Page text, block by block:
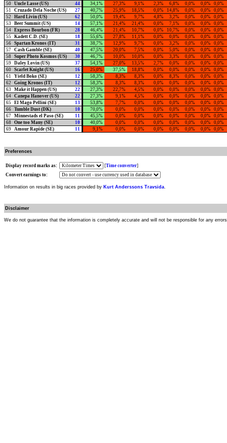
50 Uncle Lasse (US) 44 34,1% 27,3% 9,1% 2,3% 6,8% 0,0% 0,0% 0,0%
51
Cruzado Dela Noche (US) 27 40,7% 25,9% 18,5% 0,0% 14,8% 0,0% 0,0% 0,0%
52
Hard Livin (US) 62 50,0% 19,4% 9,7% 4,8% 3,2% 0,0% 0,0% 0,0%
53
Beer Summit (US) 14 57,1% 21,4% 21,4% 0,0% 7,1% 0,0% 0,0% 0,0%
54 Express Bourbon (FR) 28 46,4% 21,4% 10,7% 0,0% 10,7% 0,0% 0,0% 0,0%
55
Kadett C.D. (SE) 18 55,6% 27,8% 11,1% 0,0% 0,0% 0,0% 0,0% 0,0%
56 Spartan Kronos (IT) 31 38,7% 12,9% 9,7% 0,0% 3,2% 0,0% 0,0% 0,0%
57 Cash Gamble (SE) 40 47,5% 20,0% 7,5% 0,0% 5,0% 0,0% 0,0% 0,0%
58
Super Photo Kosmos (US) 30 46,7% 10,0% 10,0% 0,0% 3,3% 0,0% 0,0% 0,0%
59 Daley Lovin (US) 37 54,1% 27,0% 13,5% 2,7% 0,0% 0,0% 0,0% 0,0%
60 Scarlet Knight (US) 16 25,0% 37,5% 18,8% 0,0% 0,0% 0,0% 0,0% 0,0%
61
Yield Boko (SE) 12 58,3% 8,3% 8,3% 0,0% 8,3% 0,0% 0,0% 0,0%
62
Going Kronos (IT) 12 58,3% 8,3% 8,3% 0,0% 0,0% 0,0% 0,0% 0,0%
63
Make it Happen (US) 22 27,3% 22,7% 4,5% 0,0% 0,0% 0,0% 0,0% 0,0%
64 Canepa Hanover (US) 22 27,3% 9,1% 4,5% 0,0% 0,0% 0,0% 0,0% 0,0%
65
El Mago Pellini (SE) 13 53,8% 7,7% 0,0% 0,0% 0,0% 0,0% 0,0% 0,0%
66 Tumble Dust (DK) 10 70,0% 0,0% 0,0% 0,0% 0,0% 0,0% 0,0% 0,0%
67 Minnestads el Paso (SE) 11 45,5% 0,0% 0,0% 0,0% 0,0% 0,0% 0,0% 0,0%
68
One too Many (SE) 10 40,0% 0,0% 0,0% 0,0% 0,0% 0,0% 0,0% 0,0%
69 Amour Rapide (SE) 11 9,1% 0,0% 0,0% 0,0% 0,0% 0,0% 0,0% 0,0%
Preferences
Display record marks as: [Time converter]
Convert earnings to:
Information on results in big races provided by Kurt Anderssons Travsida.
Disclaimer
We do not guarantee that the information is completely accurate and will not be responsible for any